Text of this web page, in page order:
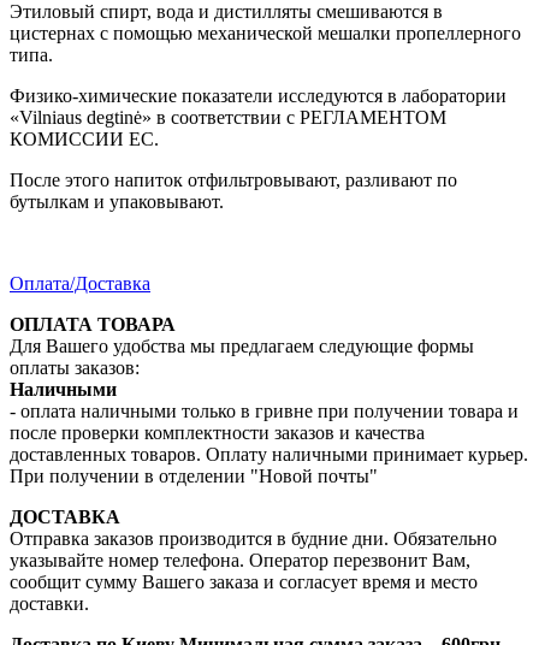
Этиловый спирт, вода и дистилляты смешиваются в
цистернах с помощью механической мешалки пропеллерного
типа.
Физико-химические показатели исследуются в лаборатории
«Vilniaus degtinė» в соответствии с РЕГЛАМЕНТОМ
КОМИССИИ EC.
После этого напиток отфильтровывают, разливают по
бутылкам и упаковывают.
Оплата/Доставка
ОПЛАТА ТОВАРА
Для Вашего удобства мы предлагаем следующие формы
оплаты заказов:
Наличными
- оплата наличными только в гривне при получении товара и
после проверки комплектности заказов и качества
доставленных товаров. Оплату наличными принимает курьер.
При получении в отделении "Новой почты"
ДОСТАВКА
Отправка заказов производится в будние дни. Обязательно
указывайте номер телефона. Оператор перезвонит Вам,
сообщит сумму Вашего заказа и согласует время и место
доставки.